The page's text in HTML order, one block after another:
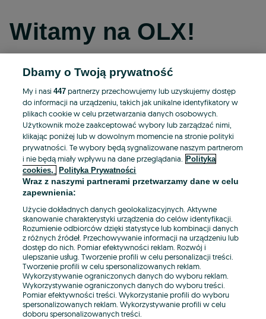
Witamy na OLX!
Kontynuuj przez Facebooka
Kontynuuj przez konto Apple
Kontynuuj przez konto Google
LUB
E-mail
Hasło
Dbamy o Twoją prywatność
My i nasi447 partnerzy przechowujemy lub uzyskujemy dostęp
do informacji na urządzeniu, takich jak unikalne identyfikatory w
plikach cookie w celu przetwarzania danych osobowych.
Użytkownik może zaakceptować wybory lub zarządzać nimi,
klikając poniżej lub w dowolnym momencie na stronie polityki
prywatności. Te wybory będą sygnalizowane naszym partnerom
i nie będą miały wpływu na dane przeglądania.
Polityka
cookies,
Polityka Prywatności
Wraz z naszymi partnerami przetwarzamy dane w celu
zapewnienia:
Użycie dokładnych danych geolokalizacyjnych. Aktywne
skanowanie charakterystyki urządzenia do celów identyfikacji.
Rozumienie odbiorców dzięki statystyce lub kombinacji danych
z różnych źródeł. Przechowywanie informacji na urządzeniu lub
dostęp do nich. Pomiar efektywności reklam. Rozwój i
ulepszanie usług. Tworzenie profili w celu personalizacji treści.
Tworzenie profili w celu spersonalizowanych reklam.
Wykorzystywanie ograniczonych danych do wyboru reklam.
Wykorzystywanie ograniczonych danych do wyboru treści.
Pomiar efektywności treści. Wykorzystanie profili do wyboru
spersonalizowanych reklam. Wykorzystywanie profili w celu
doboru spersonalizowanych treści.